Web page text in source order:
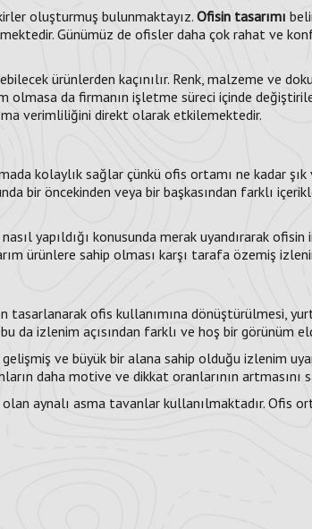
oluşturmuş bulunmaktayız. Ofisin tasarımı
Günümüz de ofisler daha çok rahat ve
ürünlerden kaçınılır. Renk, malzeme ve
olmasa da firmanın işletme süreci içinde
verimliliğini direkt olarak etkilemektedir.
kolaylık sağlar çünkü ofis ortamı ne kadar
bir öncekinden veya bir başkasından farklı
yapıldığı konusunda merak uyandırarak
ürünlere sahip olması karşı tarafa özemiş
ofis kullanımına dönüştürülmesi,
da izlenim açısından farklı ve hoş bir görünüm
ve büyük bir alana sahip olduğu izlenim
daha motive ve dikkat oranlarının artmasını
aynalı asma tavanlar kullanılmaktadır. Ofis